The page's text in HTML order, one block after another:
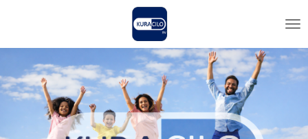
naar
hoofdinhoud